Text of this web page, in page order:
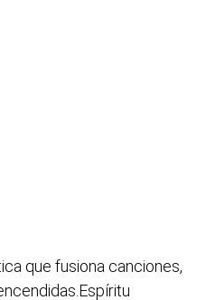
que fusiona canciones,